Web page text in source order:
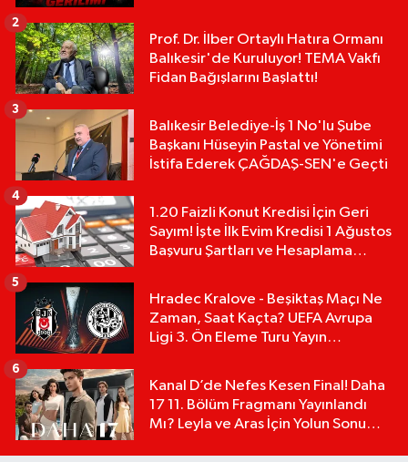
Prof. Dr. İlber Ortaylı Hatıra Ormanı
Balıkesir'de Kuruluyor! TEMA Vakfı
Fidan Bağışlarını Başlattı!
2
Balıkesir Belediye-İş 1 No'lu Şube
Başkanı Hüseyin Pastal ve Yönetimi
İstifa Ederek ÇAĞDAŞ-SEN'e Geçti
3
1.20 Faizli Konut Kredisi İçin Geri
Sayım! İşte İlk Evim Kredisi 1 Ağustos
Başvuru Şartları ve Hesaplama
4
Hradec Kralove - Beşiktaş Maçı Ne
Zaman, Saat Kaçta? UEFA Avrupa
Ligi 3. Ön Eleme Turu Yayın
5
Kanal D’de Nefes Kesen Final! Daha
17 11. Bölüm Fragmanı Yayınlandı
Mı? Leyla ve Aras İçin Yolun Sonu
6